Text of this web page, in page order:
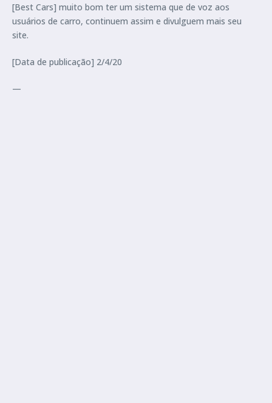
[Best Cars] muito bom ter um sistema que de voz aos
usuários de carro, continuem assim e divulguem mais seu
site.
[Data de publicação] 2/4/20
—